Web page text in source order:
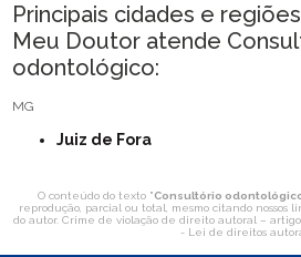
Principais cidades e
Meu Doutor atende
odontológico:
MG
Juiz de Fora
O conteúdo do texto "Consultório
reprodução, parcial ou total, mesmo citando nossos
do autor. Crime de violação de direito autoral – artigo
- Lei de direitos